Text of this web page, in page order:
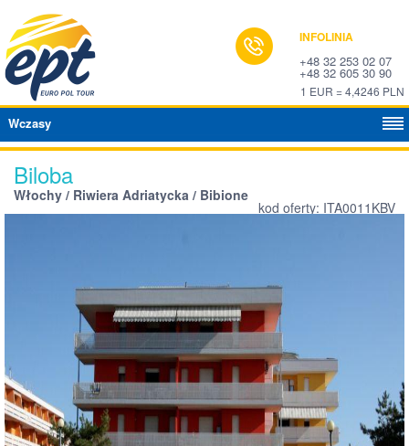
INFOLINIA
+48 32 253 02 07
+48 32 605 30 90
1 EUR = 4,4246 PLN
Wczasy
Biloba
Włochy / Riwiera Adriatycka / Bibione
kod oferty: ITA0011KBV